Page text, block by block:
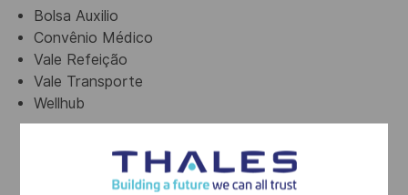
Bolsa Auxilio
Convênio Médico
Vale Refeição
Vale Transporte
Wellhub